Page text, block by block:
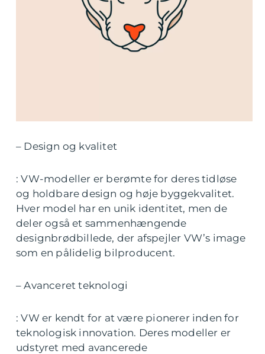
– Design og kvalitet
: VW-modeller er berømte for deres tidløse
og holdbare design og høje byggekvalitet.
Hver model har en unik identitet, men de
deler også et sammenhængende
designbrødbillede, der afspejler VW’s image
som en pålidelig bilproducent.
– Avanceret teknologi
: VW er kendt for at være pionerer inden for
teknologisk innovation. Deres modeller er
udstyret med avancerede